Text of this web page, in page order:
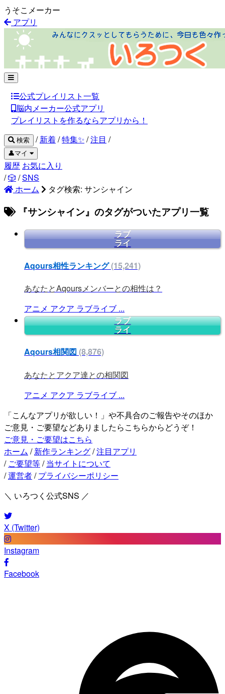
うそこメーカー
アプリ
公式プレイリスト一覧
脳内メーカー公式アプリ
プレイリストを作るならアプリから！
検索 / 新着/特集✨ /注目 /
👤マイ
履歴 お気に入り
/🎲 /SNS
ホーム
タグ検索: サンシャイン
『サンシャイン』のタグがついたアプリ一覧
ラブ
ライ
Aqours相性ランキング(15,241)
あなたとAqoursメンバーとの相性は？
アニメ アクア ラブライブ ...
ラブ
ライ
Aqours相関図 (8,876)
あなたとアクア達との相関図
アニメ アクア ラブライブ ...
「こんなアプリが欲しい！」や不具合のご報告やそのほか
ご意見・ご要望などありましたらこちらからどうぞ！
ご意見・ご要望はこちら
ホーム / 新作ランキング/注目アプリ
/ ご要望等/ 当サイトについて
/運営者/ プライバシーポリシー
＼ いろつく公式SNS ／
X (Twitter)
Instagram
Facebook